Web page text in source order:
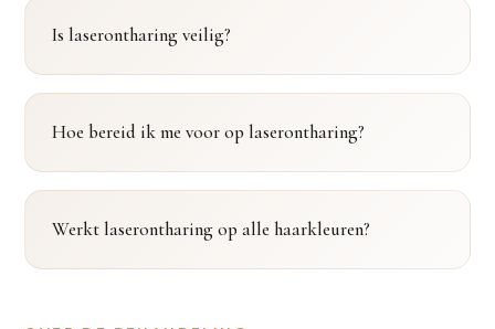
Is laserontharing veilig?
Hoe bereid ik me voor op laserontharing?
Werkt laserontharing op alle haarkleuren?